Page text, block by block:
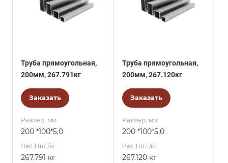
Труба прямоугольная,
200мм, 267.791кг
Заказать
Размер, мм
200 *100*5,0
Вес 1 шт./кг.
267.791 кг
Труба прямоугольная,
200мм, 267.120кг
Заказать
Размер, мм
200 *100*5,0
Вес 1 шт./кг.
267.120 кг